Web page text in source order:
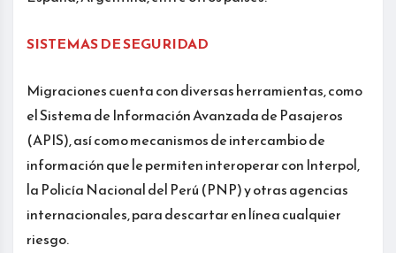
SISTEMAS DE SEGURIDAD
Migraciones cuenta con diversas herramientas, como
el Sistema de Información Avanzada de Pasajeros
(APIS), así como mecanismos de intercambio de
información que le permiten interoperar con Interpol,
la Policía Nacional del Perú (PNP) y otras agencias
internacionales, para descartar en línea cualquier
riesgo.